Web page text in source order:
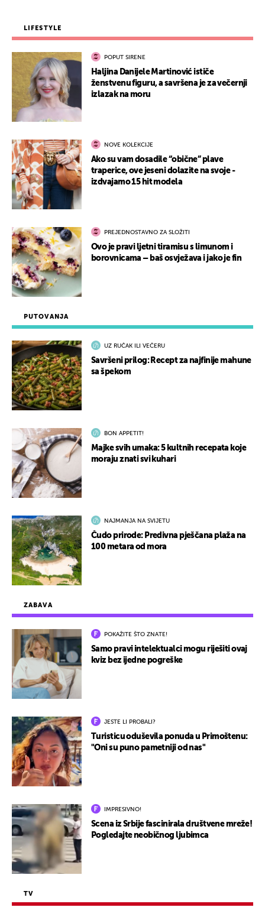
ZABAVA
POKAŽITE ŠTO ZNATE!
Samo pravi intelektualci mogu riješiti ovaj
kviz bez ijedne pogreške
JESTE LI PROBALI?
Turisticu oduševila ponuda u Primoštenu:
"Oni su puno pametniji od nas"
IMPRESIVNO!
Scena iz Srbije fascinirala društvene mreže!
Pogledajte neobičnog ljubimca
TV
PUTOVANJA
UZ RUČAK ILI VEČERU
Savršeni prilog: Recept za najfinije mahune
sa špekom
BON APPETIT!
Majke svih umaka: 5 kultnih recepata koje
moraju znati svi kuhari
NAJMANJA NA SVIJETU
Čudo prirode: Predivna pješčana plaža na
100 metara od mora
LIFESTYLE
POPUT SIRENE
Haljina Danijele Martinović ističe
ženstvenu figuru, a savršena je za večernji
izlazak na moru
NOVE KOLEKCIJE
Ako su vam dosadile “obične” plave
traperice, ove jeseni dolazite na svoje -
izdvajamo 15 hit modela
PREJEDNOSTAVNO ZA SLOŽITI
Ovo je pravi ljetni tiramisu s limunom i
borovnicama – baš osvježava i jako je fin